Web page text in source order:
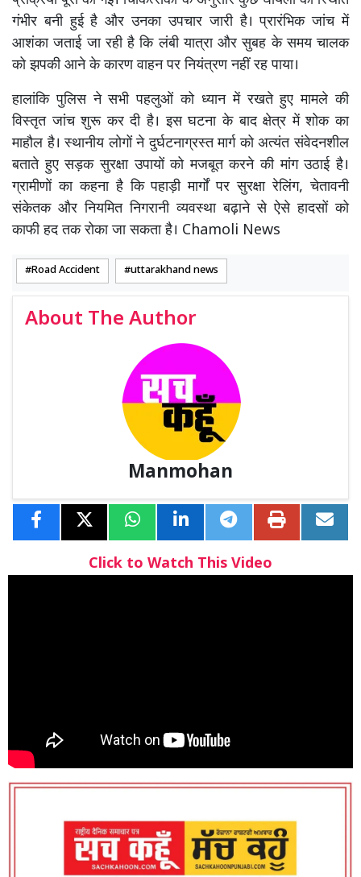
गंभीर बनी हुई है और उनका उपचार जारी है। प्रारंभिक जांच में
आशंका जताई जा रही है कि लंबी यात्रा और सुबह के समय चालक
को झपकी आने के कारण वाहन पर नियंत्रण नहीं रह पाया।
हालांकि पुलिस ने सभी पहलुओं को ध्यान में रखते हुए मामले की
विस्तृत जांच शुरू कर दी है। इस घटना के बाद क्षेत्र में शोक का
माहौल है। स्थानीय लोगों ने दुर्घटनाग्रस्त मार्ग को अत्यंत संवेदनशील
बताते हुए सड़क सुरक्षा उपायों को मजबूत करने की मांग उठाई है।
ग्रामीणों का कहना है कि पहाड़ी मार्गों पर सुरक्षा रेलिंग, चेतावनी
संकेतक और नियमित निगरानी व्यवस्था बढ़ाने से ऐसे हादसों को
काफी हद तक रोका जा सकता है। Chamoli News
Road Accident uttarakhand news
About The Author
Manmohan
Click to Watch This Video